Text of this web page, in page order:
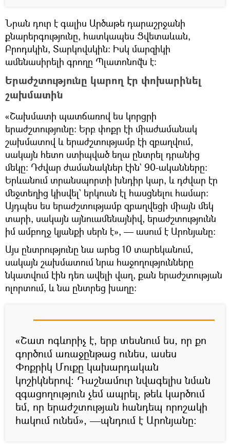
Նրան դուր է գալիս Արծաթե դարաշրջանի
քնարերգությունը, հատկապես Ցվետաևան,
Բրոդսկին, Տարկովսկին։ Իսկ մարզիկի
ամենասիրելի գրողը Պլատոնովն է։
Երաժշտությունը կարող էր փոխարինել
շախմատին
«Շախմատի պատճառով ես կորցրի
երաժշտությունը։ Երբ փոքր էի միաժամանակ
շախմատով և երաժշտությամբ էի զբաղվում,
սակայն հետո ստիպված եղա ընտրել դրանից
մեկը։ Դժվար ժամանակներ էին` 90-ականները։
Երևանում տրանսպորտի խնդիր կար, և դժվար էր
մեջտեղից կիսվել` երկուսն էլ հասցնելու համար։
Այդպես ես երաժշտությամբ զբաղվեցի միայն մեկ
տարի, սակայն այնուամենայնիվ, երաժշտությունն
իմ ամբողջ կյանքի սերն է», — ասում է Արոնյանը։
Այս ընտրությունը նա արեց 10 տարեկանում,
սակայն շախմատում նրա հաջողությունները
նկատվում էին դեռ ավելի վաղ, քան երաժշտության
ոլորտում, և նա ընտրեց խաղը։
«Շատ ոգևորիչ է, երբ տեսնում ես, որ քո
գործում առաջընթաց ունես, ասես
Փոքրիկ Մուքը կախարդական
կոշիկներով։ Դաշնամուր նվագելիս նման
զգացողություն չեմ ապրել, թեև կարծում
եմ, որ երաժշտության հանդեպ որոշակի
հակում ունեմ», —պնդում է Արոնյանը։